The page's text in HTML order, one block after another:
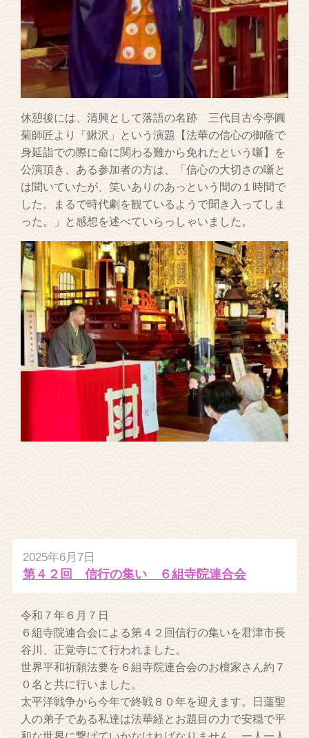
休憩後には、清興として落語の名跡 三代目古今亭圓
菊師匠より「鰍沢」という演題【法華の信心の御蔭で
身延詣での際に命に関わる難から免れたという噺】を
公演頂き、ある参加者の方は、「信心の大切さの噺と
は聞いていたが、笑いありのあっという間の１時間で
した。まるで時代劇を観ているようで聞き入ってしま
った。」と感想を述べていらっしゃいました。
2025年6月7日
第４２回 信行の集い ６組寺院連合会
令和７年６月７日
６組寺院連合会による第４２回信行の集いを君津市長
谷川、正覚寺にて行われました。
世界平和祈願法要を６組寺院連合会のお檀家さん約７
０名と共に行いました。
太平洋戦争から今年で終戦８０年を迎えます。日蓮聖
人の弟子である私達は法華経とお題目の力で安穏で平